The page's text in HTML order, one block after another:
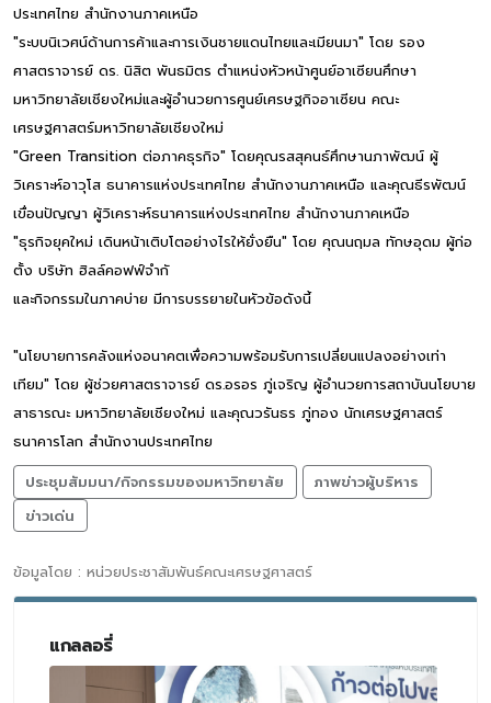
ประเทศไทย สํานักงานภาคเหนือ
"ระบบนิเวศน์ด้านการค้าและการเงินชายแดนไทยและเมียนมา" โดย รอง
ศาสตราจารย์ ดร. นิสิต พันธมิตร ตําแหน่งหัวหน้าศูนย์อาเซียนศึกษา
มหาวิทยาลัยเชียงใหม่และผู้อํานวยการศูนย์เศรษฐกิจอาเซียน คณะ
เศรษฐศาสตร์มหาวิทยาลัยเชียงใหม่
"Green Transition ต่อภาคธุรกิจ" โดยคุณรสสุคนธ์ศึกษานภาพัฒน์ ผู้
วิเคราะห์อาวุโส ธนาคารแห่งประเทศไทย สํานักงานภาคเหนือ และคุณธีรพัฒน์
เขื่อนปัญญา ผู้วิเคราะห์ธนาคารแห่งประเทศไทย สํานักงานภาคเหนือ
"ธุรกิจยุคใหม่ เดินหน้าเติบโตอย่างไรให้ยั่งยืน" โดย คุณนฤมล ทักษอุดม ผู้ก่อ
ตั้ง บริษัท ฮิลล์คอฟฟ์จํากั
และกิจกรรมในภาคบ่าย มีการบรรยายในหัวข้อดังนี้
"นโยบายการคลังแห่งอนาคตเพื่อความพร้อมรับการเปลี่ยนแปลงอย่างเท่า
เทียม" โดย ผู้ช่วยศาสตราจารย์ ดร.อรอร ภู่เจริญ ผู้อํานวยการสถาบันนโยบาย
สาธารณะ มหาวิทยาลัยเชียงใหม่ และคุณวรันธร ภู่ทอง นักเศรษฐศาสตร์
ธนาคารโลก สํานักงานประเทศไทย
ประชุมสัมมนา/กิจกรรมของมหาวิทยาลัย
ภาพข่าวผู้บริหาร
ข่าวเด่น
ข้อมูลโดย : หน่วยประชาสัมพันธ์คณะเศรษฐศาสตร์
แกลลอรี่